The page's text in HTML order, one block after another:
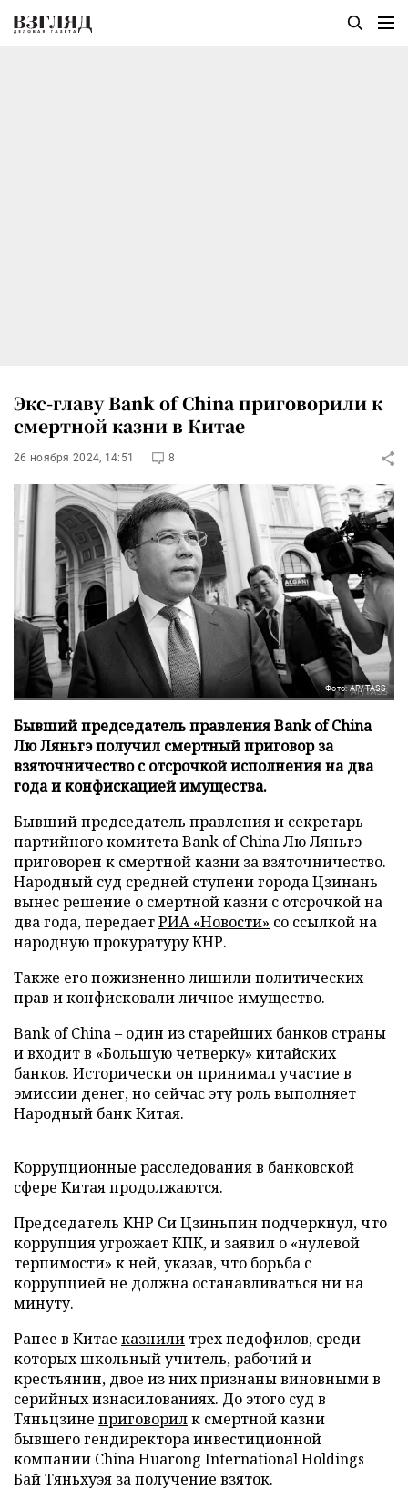
Экс-главу Bank of China приговорили к
смертной казни в Китае
26 ноября 2024, 14:51 8
Фото: AP/TASS
Бывший председатель правления Bank of China
Лю Ляньгэ получил смертный приговор за
взяточничество с отсрочкой исполнения на два
года и конфискацией имущества.
Бывший председатель правления и секретарь
партийного комитета Bank of China Лю Ляньгэ
приговорен к смертной казни за взяточничество.
Народный суд средней ступени города Цзинань
вынес решение о смертной казни с отсрочкой на
два года, передаетРИА «Новости» со ссылкой на
народную прокуратуру КНР.
Также его пожизненно лишили политических
прав и конфисковали личное имущество.
Bank of China – один из старейших банков страны
и входит в «Большую четверку» китайских
банков. Исторически он принимал участие в
эмиссии денег, но сейчас эту роль выполняет
Народный банк Китая.
Коррупционные расследования в банковской
сфере Китая продолжаются.
Председатель КНР Си Цзиньпин подчеркнул, что
коррупция угрожает КПК, и заявил о «нулевой
терпимости» к ней, указав, что борьба с
коррупцией не должна останавливаться ни на
минуту.
Ранее в Китае казнили трех педофилов, среди
которых школьный учитель, рабочий и
крестьянин, двое из них признаны виновными в
серийных изнасилованиях. До этого суд в
Тяньцзине приговорилк смертной казни
бывшего гендиректора инвестиционной
компании China Huarong International Holdings
Бай Тяньхуэя за получение взяток.